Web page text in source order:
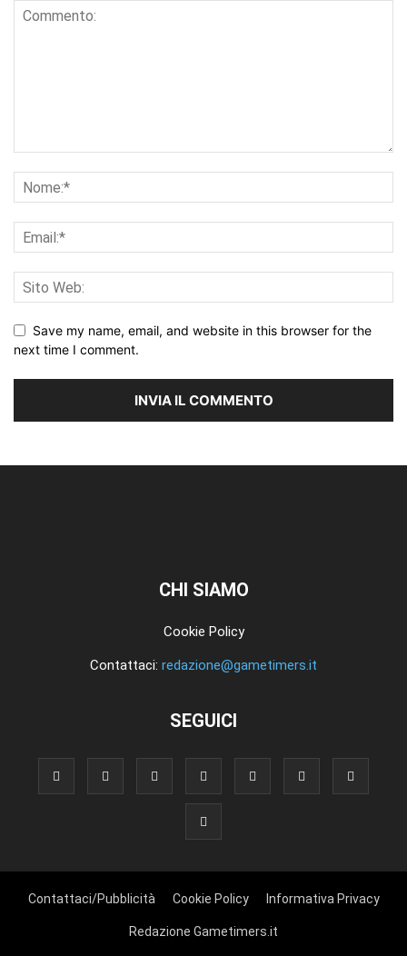
Save my name, email, and website in this browser for the
next time I comment.
CHI SIAMO
Cookie Policy
Contattaci: redazione@gametimers.it
SEGUICI
Contattaci/Pubblicità Cookie Policy Informativa Privacy
Redazione Gametimers.it